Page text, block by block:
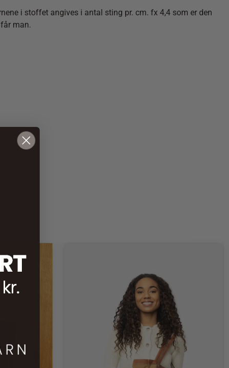
i stoffet angives i antal sting pr. cm. fx 4,4 som er den
man.